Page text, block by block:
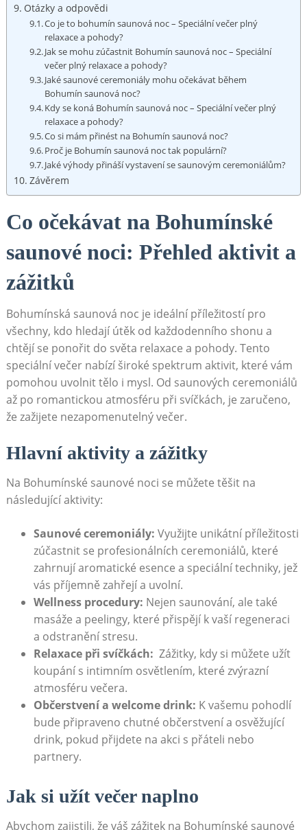
Otázky a odpovědi
Co je to⁤ bohumín saunová noc ‍– Speciální večer ​plný
relaxace a pohody?
Jak se⁢ mohu zúčastnit⁢ Bohumín ‍saunová noc – Speciální
večer plný relaxace a pohody?
Jaké ‌saunové ceremoniály‌ mohu očekávat ‍během
‍Bohumín saunová ‌noc?
Kdy se koná Bohumín saunová noc – ‌Speciální‍ večer plný
relaxace a pohody?
Co si ‌mám⁣ přinést na Bohumín saunová noc?
Proč je Bohumín saunová ‍noc tak populární?
Jaké⁣ výhody přináší vystavení ‌se saunovým ceremoniálům?
Závěrem
Co očekávat na Bohumínské
saunové noci: Přehled aktivit a
zážitků
Bohumínská ⁤saunová noc je ideální příležitostí pro
všechny, kdo hledají útěk od ​každodenního shonu ‌a
chtějí se ponořit do světa relaxace a pohody.⁤ Tento
speciální večer nabízí široké⁤ spektrum aktivit, které vám
pomohou uvolnit tělo i mysl. Od saunových ceremoniálů
až po romantickou​ atmosféru při svíčkách, je zaručeno,
‍že zažijete nezapomenutelný večer.
Hlavní ‍aktivity a zážitky
Na Bohumínské saunové noci ‍se můžete⁣ těšit na
následující aktivity:
Saunové ceremoniály: Využijte unikátní příležitosti
zúčastnit se⁣ profesionálních⁣ ceremoniálů, které
‍zahrnují⁢ aromatické esence a speciální⁤ techniky, ⁣jež
vás příjemně zahřejí⁤ a ⁤uvolní.
Wellness‌ procedury: Nejen saunování, ale také
‍masáže ‌a ‌peelingy,⁤ které⁣ přispějí k​ vaší regeneraci
a odstranění stresu.
Relaxace při svíčkách: ⁣ Zážitky, kdy si můžete užít⁤
koupání⁢ s intimním​ osvětlením, které ⁤zvýrazní
⁣atmosféru večera.
Občerstvení a welcome drink: K ‌vašemu ‌pohodlí
bude připraveno chutné ‍občerstvení a osvěžující
drink, pokud přijdete na akci s přáteli nebo
partnery.
Jak si ‌užít večer naplno
Abychom zajistili, že váš zážitek na ⁢Bohumínské saunové